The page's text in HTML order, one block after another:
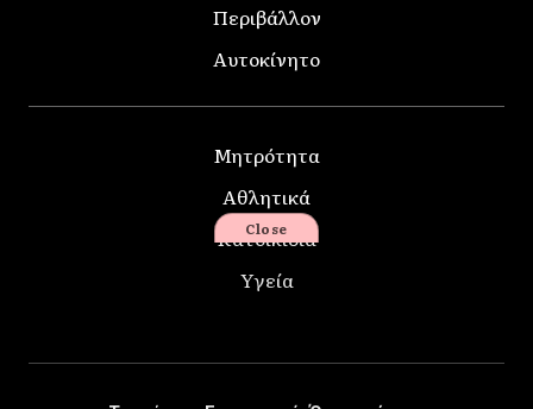
Περιβάλλον
Αυτοκίνητο
Μητρότητα
Αθλητικά
Κατοικίδια
Υγεία
Close